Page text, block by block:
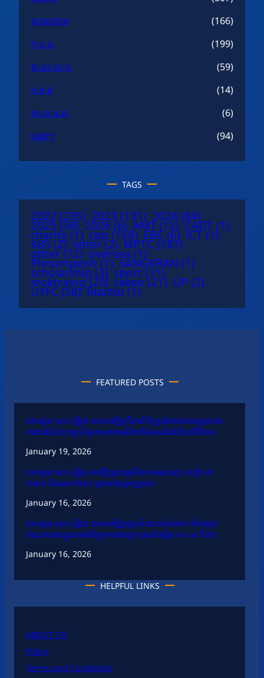
នយោបាយ
(166)
ក.ប.ទ.
(199)
ស.ស.យ.ក.
(59)
អ.ម.ត
(14)
ស.ស.អ.ត.
(6)
ផ្សេងៗ
(94)
TAGS
2022 (235) 2023 (131) 2024 (84)
2025 (38) 2026 (6) AMT (12) CADT (1)
charity (1) cpp (158) EBC (6) ICT (1)
K85 (2) letter (2) MPTC (187)
other (72) oversea (1)
Phnompenh (1) SANGKRAN (1)
scholarship (3) sport (11)
sroktraing (20) takeo (21) UP (2)
UYFC (58) អំណោយ (1)
FEATURED POSTS
ឯកឧត្តម សុខ ពុទ្ធិវុធ បានអញ្ជើញដឹកនាំកិច្ចប្រជុំតាមដានវឌ្ឍនភាព
ការងារវិស័យបច្ចេកវិទ្យាគមនាគមន៍និងព័ត៌មាននិងវិស័យឌីជីថល
January 19, 2026
ឯកឧត្តម សុខ ពុទ្ធិវុធ អញ្ជើញចូលរួមរំលែកមរណទុក្ខ ឧកញ៉ា ជា
ដាណា និងលោកជំទាវ ព្រមទាំងក្រុមគ្រួសារ
January 16, 2026
ឯកឧត្តម សុខ ពុទ្ធិវុធ បានអញ្ជើញជួបសំណេះសំណាល និងទទួល
អំណោយសប្បុរសធម៌ពីក្រុមការងារគ្រប់គ្រងនិស្សិត អ.ម.ត ទី១២
January 16, 2026
HELPFUL LINKS
ABOUT US
Policy
Terms and Conditions